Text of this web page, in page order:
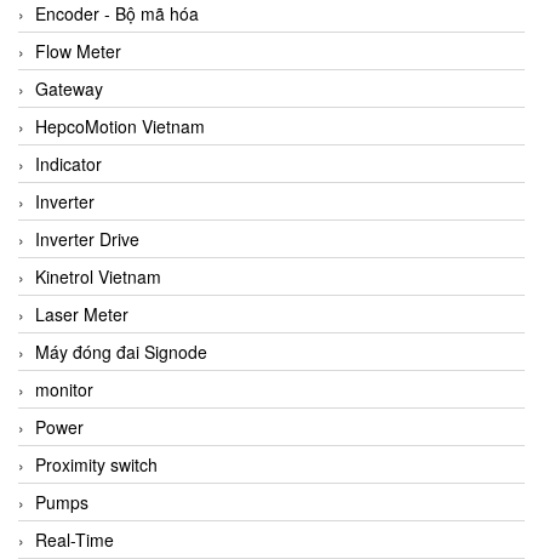
Encoder - Bộ mã hóa
Flow Meter
Gateway
HepcoMotion Vietnam
Indicator
Inverter
Inverter Drive
Kinetrol Vietnam
Laser Meter
Máy đóng đai Signode
monitor
Power
Proximity switch
Pumps
Real-Time